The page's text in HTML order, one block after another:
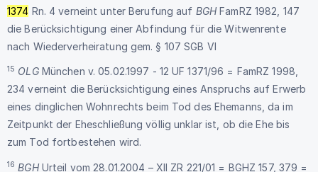
1374 Rn. 4 verneint unter Berufung auf BGHFamRZ 1982, 147
die Berücksichtigung einer Abfindung für die Witwenrente
nach Wiederverheiratung gem. § 107 SGB VI
15 OLGMünchen v. 05.02.1997 - 12 UF 1371/96 = FamRZ 1998,
234 verneint die Berücksichtigung eines Anspruchs auf Erwerb
eines dinglichen Wohnrechts beim Tod des Ehemanns, da im
Zeitpunkt der Eheschließung völlig unklar ist, ob die Ehe bis
zum Tod fortbestehen wird.
16 BGHUrteil vom 28.01.2004 – XII ZR 221/01 = BGHZ 157, 379 =